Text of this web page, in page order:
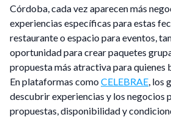
Córdoba, cada vez aparecen más
experiencias específicas para estas
restaurante o espacio para eventos,
oportunidad para crear paquetes
propuesta más atractiva para quienes
En plataformas comoCELEBRAE, los
descubrir experiencias y los negocios
propuestas, disponibilidad y